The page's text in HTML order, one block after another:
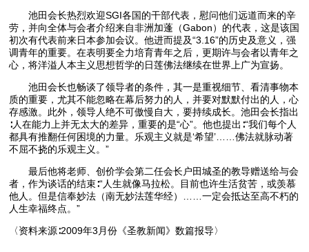
池田会长热烈欢迎SGI各国的干部代表，慰问他们远道而来的辛
劳，并向全体与会者介绍来自非洲加蓬（Gabon）的代表，这是该国
初次有代表前来日本参加会议。他进而提及“3.16”的历史及意义，强
调青年的重要。在表明要全力培育青年之后，更期许与会者以青年之
心，将洋溢人本主义思想哲学的日莲佛法继续在世界上广为宣扬。
池田会长也畅谈了领导者的条件，其一是重视细节、看清事物本
质的重要，尤其不能忽略在幕后努力的人，并要对默默付出的人，心
存感激。此外，领导人绝不可傲慢自大，要持续成长。池田会长指出
∶人在能力上并无太大的差异，重要的是“心”。他也提出∶“我们每个人
都具有推翻任何困境的力量。乐观主义就是‘希望’……佛法就脉动著
不屈不挠的乐观主义。”
最后他将老师、创价学会第二任会长户田城圣的教导赠送给与会
者，作为谈话的结束∶“人生就像马拉松。目前也许生活贫苦，或羡慕
他人。但是信奉妙法（南无妙法莲华经）……一定会抵达至高不朽的
人生幸福终点。”
〈资料来源∶2009年3月份《圣教新闻》数篇报导〉